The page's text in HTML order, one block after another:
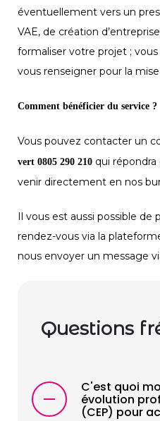
éventuellement vers un
VAE, de création
formaliser votre projet ; vous
vous renseigner pour la
Comment bénéficier du service ?
Vous pouvez contacter un
vert 0805 290 210 qui
venir directement en nos
Il vous est aussi possible
rendez-vous via la
nous envoyer un message
Questions
C'est quoi
évolution
(CEP) pour